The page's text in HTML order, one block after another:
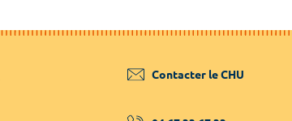
Contacter le CHU